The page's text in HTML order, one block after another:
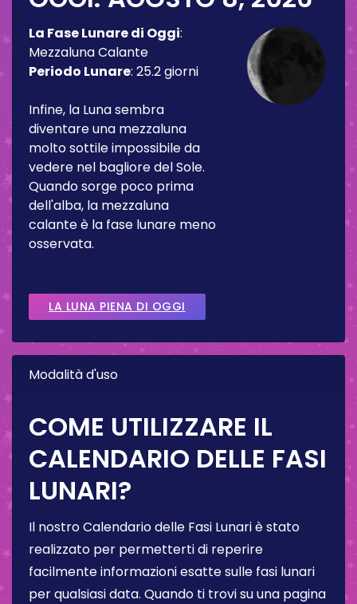
La Fase Lunare di Oggi:
Mezzaluna Calante
Periodo Lunare: 25.2 giorni
Infine, la Luna sembra
diventare una mezzaluna
molto sottile impossibile da
vedere nel bagliore del Sole.
Quando sorge poco prima
dell'alba, la mezzaluna
calante è la fase lunare meno
osservata.
LA LUNA PIENA DI OGGI
Modalità d'uso
COME UTILIZZARE IL
CALENDARIO DELLE FASI
LUNARI?
Il nostro Calendario delle Fasi Lunari è stato
realizzato per permetterti di reperire
facilmente informazioni esatte sulle fasi lunari
per qualsiasi data. Quando ti trovi su una pagina